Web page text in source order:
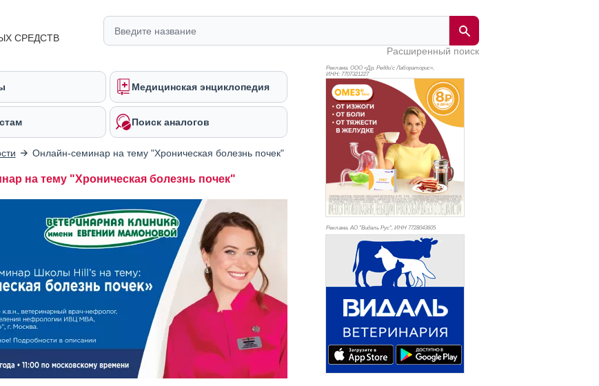
СРЕДСТВ
Расширенный поиск
Медицинская энциклопедия
Поиск аналогов
Онлайн-семинар на тему "Хроническая болезнь почек"
на тему "Хроническая болезнь почек"
Реклама. ООО «Др. Редди’с Лабораторис»,
ИНН: 7707321227
Реклама. АО "Видаль Рус", ИНН 7728043605